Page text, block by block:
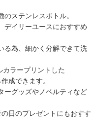
ステンレスボトル。
デイリーユースにおすすめ
る為、細かく分解できて洗
ラープリントした
成できます。
ーグッズやノベルティなど
日のプレゼントにもおすす